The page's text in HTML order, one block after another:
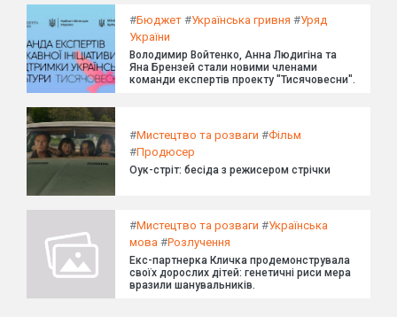
#Бюджет #Українська гривня #Уряд
України
Володимир Войтенко, Анна Людигіна та
Яна Брензей стали новими членами
команди експертів проекту "Тисячовесни".
#Мистецтво та розваги #Фільм
#Продюсер
Оук-стріт: бесіда з режисером стрічки
#Мистецтво та розваги #Українська
мова #Розлучення
Екс-партнерка Кличка продемонструвала
своїх дорослих дітей: генетичні риси мера
вразили шанувальників.